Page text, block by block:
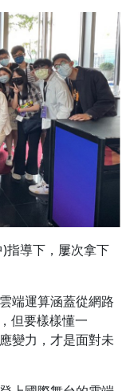
指導下，屢次拿下
端運算涵蓋從網路
但要樣樣懂一
變力，才是面對未